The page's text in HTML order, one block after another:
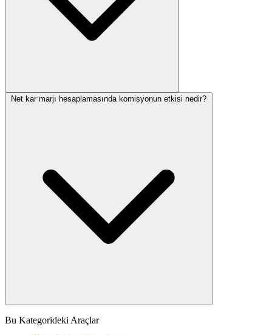
Net kar marjı hesaplamasında komisyonun etkisi nedir?
Bu Kategorideki Araçlar